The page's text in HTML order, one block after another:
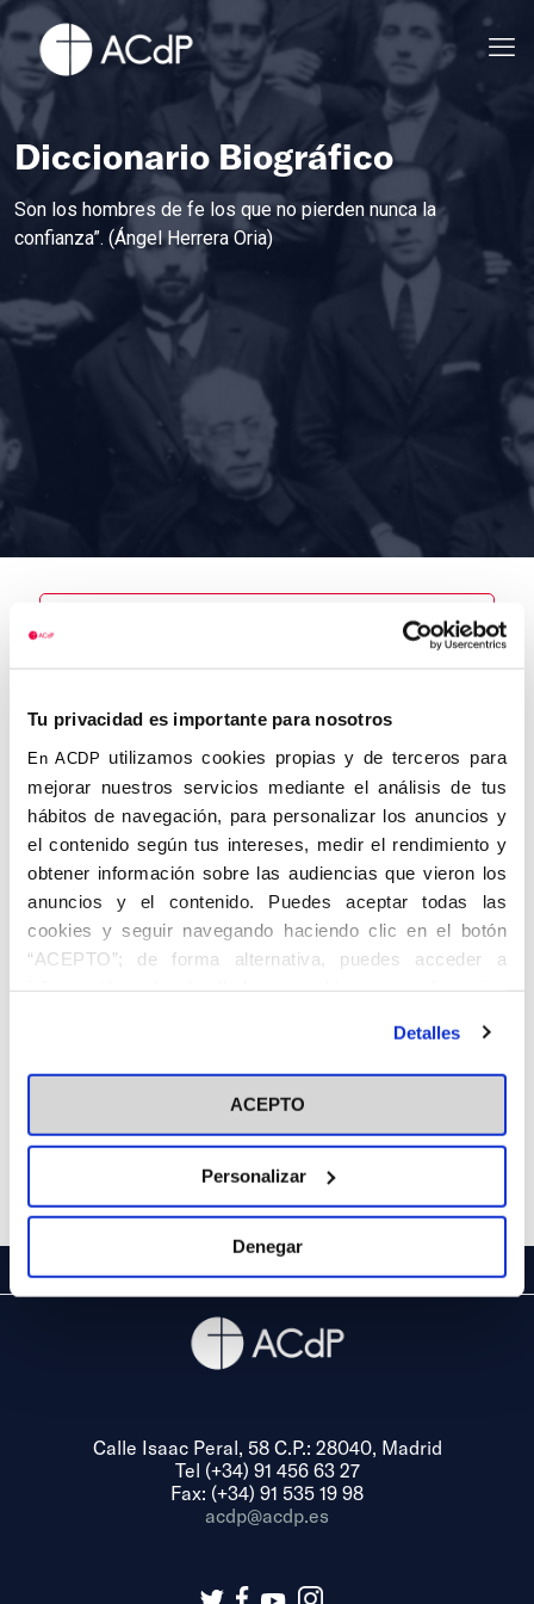
Tu privacidad es importante para nosotros
En ACDP utilizamos cookies propias y de terceros para
mejorar nuestros servicios mediante el análisis de tus
hábitos de navegación, para personalizar los anuncios y
el contenido según tus intereses, medir el rendimiento y
obtener información sobre las audiencias que vieron los
anuncios y el contenido. Puedes aceptar todas las
cookies y seguir navegando haciendo clic en el botón
“ACEPTO”; de forma alternativa, puedes acceder a
información más detallada y cambiar tus preferencias
en el botón "Personalizar". Para más información puedes
visitar nuestra Política de Cookies
Detalles
ACEPTO
Personalizar
Denegar
Diccionario Biográfico
Son los hombres de fe los que no pierden nunca la
confianza”. (Ángel Herrera Oria)
Pucho Miguel,
José
Autor
Centro de
adscripción
Fecha de
nacimiento
02/01/1890
Lugar de
Fecha de
defunción
Lugar de
defunción
Calle Isaac Peral, 58 C.P.: 28040, Madrid
Tel (+34) 91 456 63 27
Fax: (+34) 91 535 19 98
acdp@acdp.es